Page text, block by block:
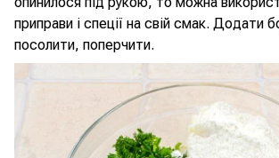
приправи і спеції на свій смак. Додати
посолити, поперчити.